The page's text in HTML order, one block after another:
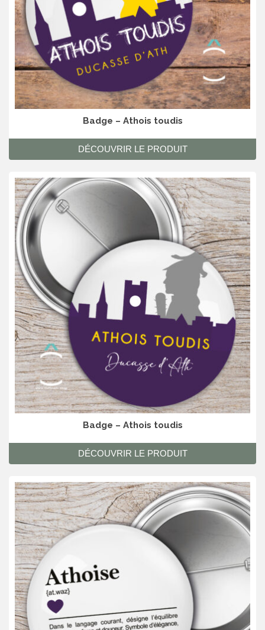
Badge – Athois toudis
DÉCOUVRIR LE PRODUIT
Badge – Athois toudis
DÉCOUVRIR LE PRODUIT